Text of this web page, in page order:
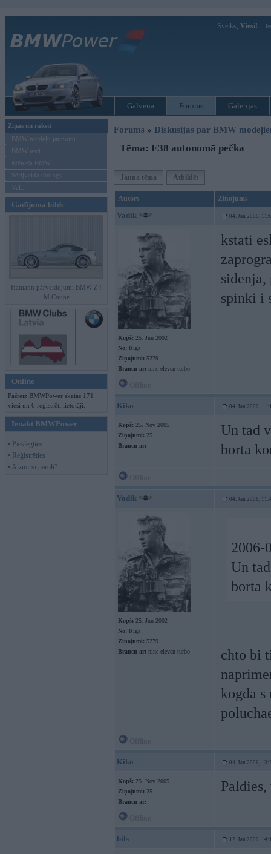
Sveiks, Viesi!
Galvenā Forums Galerijas
Ziņas un raksti
BMW modeļu jaunumi
BMW testi
Mēneša BMW
Sērijveida tūnings
Vel...
Gadījuma bilde
Hamann pārveidojumi BMW Z4
M Coupe
Online
Pašreiz BMWPower skatās 171
viesi un 6 reģistrēti lietotāji.
Ienākt BMWPower
• Pieslēgties
• Reģistrēties
• Aizmirsi paroli?
Forums » Diskusijas par BMW
Tēma: E38 autonomā pečka
Jauna tēma Atbildēt
Autors Ziņojums
Vadik 04. Jan 2006,
Kopš: 25. Jun 2002
No: Rīga
Ziņojumi: 5279
Braucu ar: nine eleven turbo
kstati
spinki i
Kiko 04. Jan 2006,
Kopš: 25. Nov 2005
Ziņojumi: 25
Braucu ar:
Un tad
borta
Vadik 04. Jan 2006,
Kopš: 25. Jun 2002
No: Rīga
Ziņojumi: 5279
Braucu ar: nine eleven turbo
2006-
Un
borta
chto bi
kogda
Kiko 04. Jan 2006,
Kopš: 25. Nov 2005
Ziņojumi: 25
Braucu ar:
bils 12. Jan 2006,